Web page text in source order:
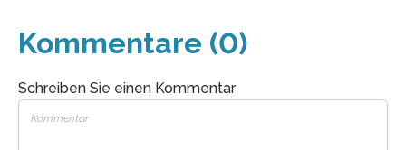
Kommentare (0)
Schreiben Sie einen Kommentar